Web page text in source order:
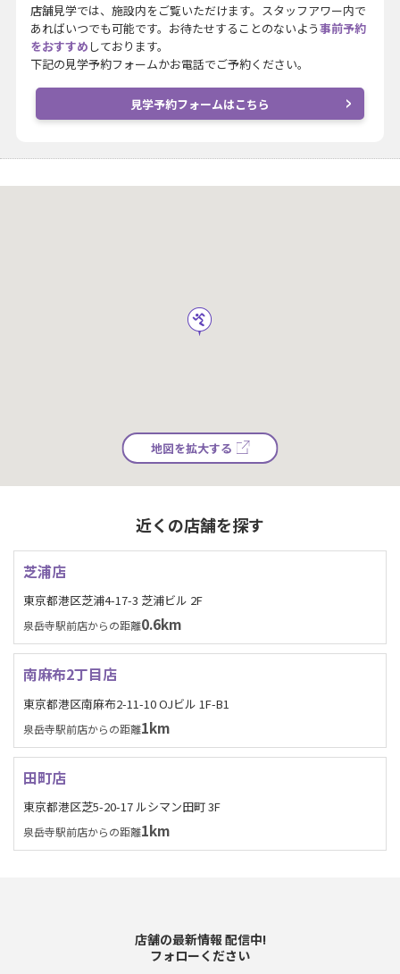
店舗見学では、施設内をご覧いただけます。スタッフアワー内で
あればいつでも可能です。お待たせすることのないよう事前予約
をおすすめ しております。
下記の見学予約フォームかお電話でご予約ください。
見学予約フォームはこちら
地図を拡大する
近くの店舗を探す
芝浦店
東京都港区芝浦4-17-3 芝浦ビル 2F
泉岳寺駅前店からの距離0.6km
南麻布2丁目店
東京都港区南麻布2-11-10 OJビル 1F-B1
泉岳寺駅前店からの距離1km
田町店
東京都港区芝5-20-17 ルシマン田町 3F
泉岳寺駅前店からの距離1km
店舗の最新情報 配信中!
フォローください